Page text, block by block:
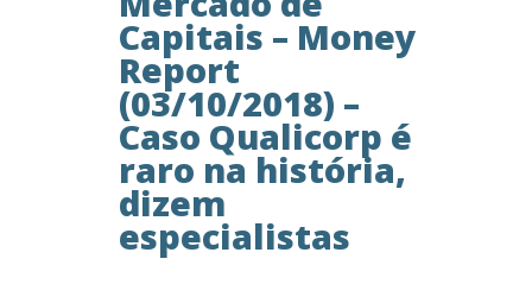
Capitais – Money
Report
(03/10/2018) –
Caso Qualicorp é
raro na história,
dizem
especialistas